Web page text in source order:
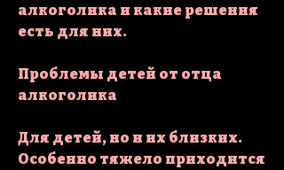
алкоголика и какие решения
есть для них.
Проблемы детей от отца
алкоголика
Для детей, но и их близких.
Особенно тяжело приходится